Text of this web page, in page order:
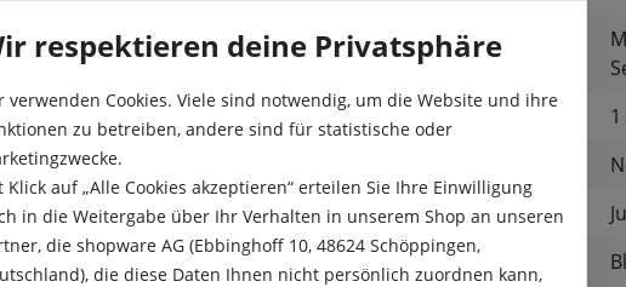
in einem kräftigen
gerne in steinigen,
Aussaat:
Aussaattiefe:
Blüte:
Farbe:
respektieren deine Privatsphäre
verwenden Cookies. Viele sind notwendig, um die Website und ihre
zu betreiben, andere sind für statistische oder
Klick auf „Alle Cookies akzeptieren“ erteilen Sie Ihre Einwilligung
in die Weitergabe über Ihr Verhalten in unserem Shop an unseren
die shopware AG (Ebbinghoff 10, 48624 Schöppingen,
die diese Daten Ihnen nicht persönlich zuordnen kann,